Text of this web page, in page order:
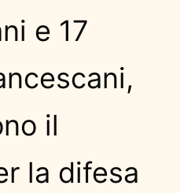
e 17
il
la difesa